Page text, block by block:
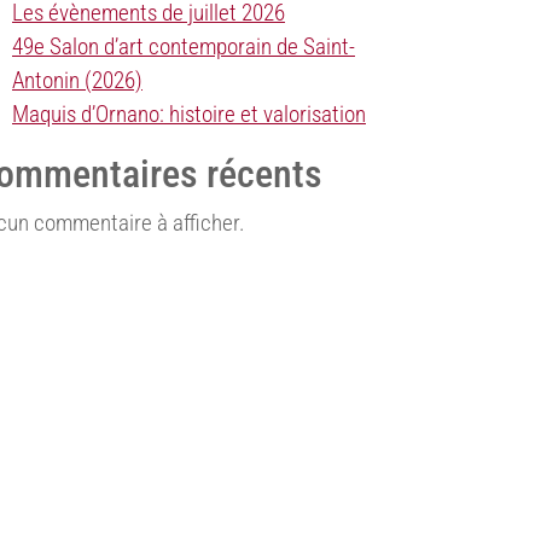
Les évènements de juillet 2026
49e Salon d’art contemporain de Saint-
Antonin (2026)
Maquis d’Ornano: histoire et valorisation
récents
commentaire à afficher.